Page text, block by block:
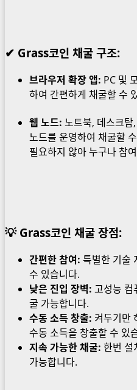
✔ Grass코인 채굴 구조:
브라우저 확장 앱: PC 및
하여 간편하게 채굴할 수
웹 노드: 노트북, 데스크탑
노드를 운영하여 채굴할
필요하지 않아 누구나 참
💡 Grass코인 채굴 장점:
간편한 참여: 특별한 기술
수 있습니다.
낮은 진입 장벽: 고성능 컴
굴 가능합니다.
수동 소득 창출: 켜두기만
수동 소득을 창출할 수 있
지속 가능한 채굴: 한번 설
가능합니다.